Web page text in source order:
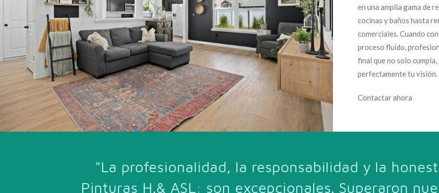
en una amplia gama de
cocinas y baños hasta
comerciales. Cuando
proceso fluido,
final que no solo
perfectamente tu visión.
Contactar ahora
"La profesionalidad, la responsabilidad y la
Pinturas H.& ASL: son excepcionales. Superaron